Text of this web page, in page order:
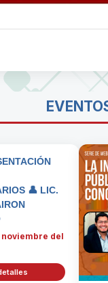
👤 LIC.
noviembre del